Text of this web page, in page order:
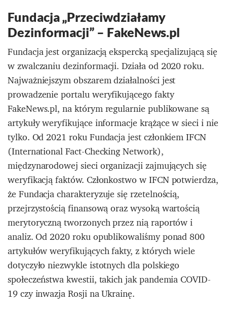
Fundacja „Przeciwdziałamy
Dezinformacji” – FakeNews.pl
Fundacja jest organizacją ekspercką specjalizującą się
w zwalczaniu dezinformacji. Działa od 2020 roku.
Najważniejszym obszarem działalności jest
prowadzenie portalu weryfikującego fakty
FakeNews.pl, na którym regularnie publikowane są
artykuły weryfikujące informacje krążące w sieci i nie
tylko. Od 2021 roku Fundacja jest członkiem IFCN
(International Fact-Checking Network),
międzynarodowej sieci organizacji zajmujących się
weryfikacją faktów. Członkostwo w IFCN potwierdza,
że Fundacja charakteryzuje się rzetelnością,
przejrzystością finansową oraz wysoką wartością
merytoryczną tworzonych przez nią raportów i
analiz. Od 2020 roku opublikowaliśmy ponad 800
artykułów weryfikujących fakty, z których wiele
dotyczyło niezwykle istotnych dla polskiego
społeczeństwa kwestii, takich jak pandemia COVID-
19 czy inwazja Rosji na Ukrainę.